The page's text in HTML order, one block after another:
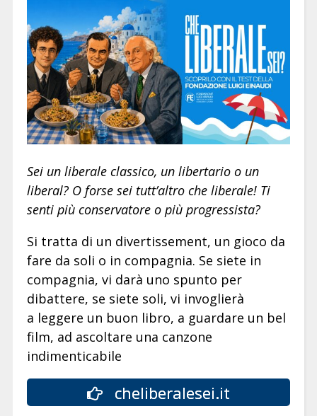
Sei un liberale classico, un libertario o un
liberal? O forse sei tutt’altro che liberale! Ti
senti più conservatore o più progressista?
Si tratta di un divertissement, un gioco da
fare da soli o in compagnia. Se siete in
compagnia, vi darà uno spunto per
dibattere, se siete soli, vi invoglierà
a leggere un buon libro, a guardare un bel
film, ad ascoltare una canzone
indimenticabile
cheliberalesei.it